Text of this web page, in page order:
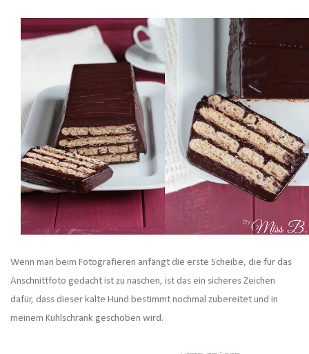
Wenn man beim Fotografieren anfängt die erste Scheibe, die für das
Anschnittfoto gedacht ist zu naschen, ist das ein sicheres Zeichen
dafür, dass dieser kalte Hund bestimmt nochmal zubereitet und in
meinem Kühlschrank geschoben wird.